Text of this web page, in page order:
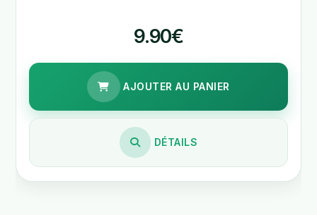
9.90€
AJOUTER AU PANIER
DÉTAILS